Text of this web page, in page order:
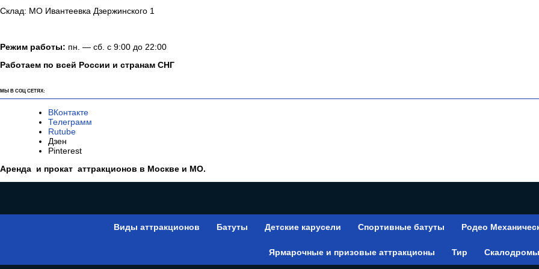
Склад: МО Ивантеевка Дзержинского 1
Режим работы: пн. — сб. с 9:00 до 22:00
Работаем по всей России и странам СНГ
МЫ В СОЦ СЕТЯХ:
ВКонтакте
Телеграмм
Rutube
Дзен
Pinterest
Аренда и прокат аттракционов в Москве и МО.
Виды аттракционов Батуты Детские карусели Спортивные батуты Родео
Ярмарочные и призовые аттракционы Тир Скалодромы